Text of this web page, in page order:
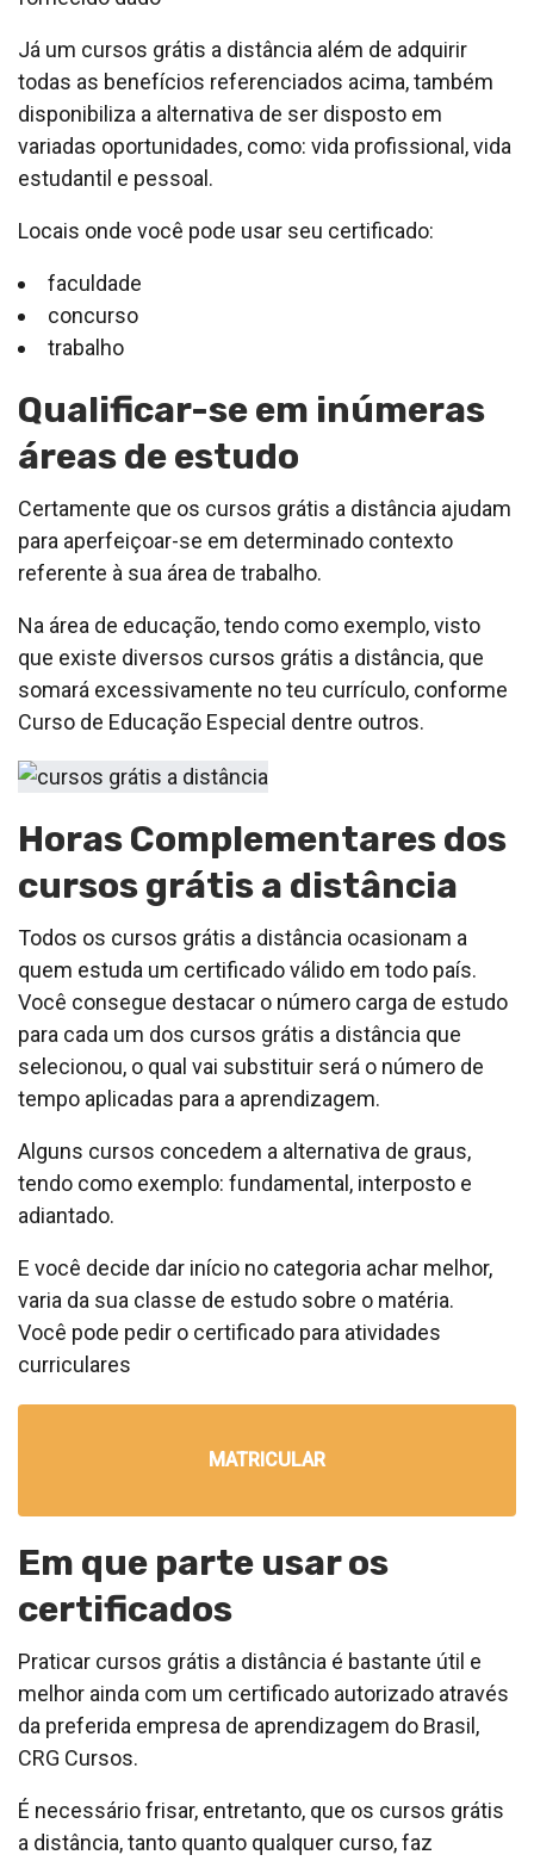
Já um cursos grátis a distância além de adquirir
todas as benefícios referenciados acima, também
disponibiliza a alternativa de ser disposto em
variadas oportunidades, como: vida profissional, vida
estudantil e pessoal.
Locais onde você pode usar seu certificado:
faculdade
concurso
trabalho
Qualificar-se em inúmeras
áreas de estudo
Certamente que os cursos grátis a distância ajudam
para aperfeiçoar-se em determinado contexto
referente à sua área de trabalho.
Na área de educação, tendo como exemplo, visto
que existe diversos cursos grátis a distância, que
somará excessivamente no teu currículo, conforme
Curso de Educação Especial dentre outros.
Horas Complementares dos
cursos grátis a distância
Todos os cursos grátis a distância ocasionam a
quem estuda um certificado válido em todo país.
Você consegue destacar o número carga de estudo
para cada um dos cursos grátis a distância que
selecionou, o qual vai substituir será o número de
tempo aplicadas para a aprendizagem.
Alguns cursos concedem a alternativa de graus,
tendo como exemplo: fundamental, interposto e
adiantado.
E você decide dar início no categoria achar melhor,
varia da sua classe de estudo sobre o matéria.
Você pode pedir o certificado para atividades
curriculares
MATRICULAR
Em que parte usar os
certificados
Praticar cursos grátis a distância é bastante útil e
melhor ainda com um certificado autorizado através
da preferida empresa de aprendizagem do Brasil,
CRG Cursos.
É necessário frisar, entretanto, que os cursos grátis
a distância, tanto quanto qualquer curso, faz